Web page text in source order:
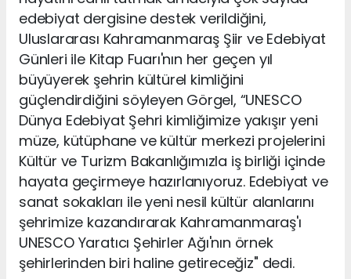
edebiyat dergisine destek verildiğini,
Uluslararası Kahramanmaraş Şiir ve Edebiyat
Günleri ile Kitap Fuarı'nın her geçen yıl
büyüyerek şehrin kültürel kimliğini
güçlendirdiğini söyleyen Görgel, “UNESCO
Dünya Edebiyat Şehri kimliğimize yakışır yeni
müze, kütüphane ve kültür merkezi projelerini
Kültür ve Turizm Bakanlığımızla iş birliği içinde
hayata geçirmeye hazırlanıyoruz. Edebiyat ve
sanat sokakları ile yeni nesil kültür alanlarını
şehrimize kazandırarak Kahramanmaraş'ı
UNESCO Yaratıcı Şehirler Ağı'nın örnek
şehirlerinden biri haline getireceğiz" dedi.